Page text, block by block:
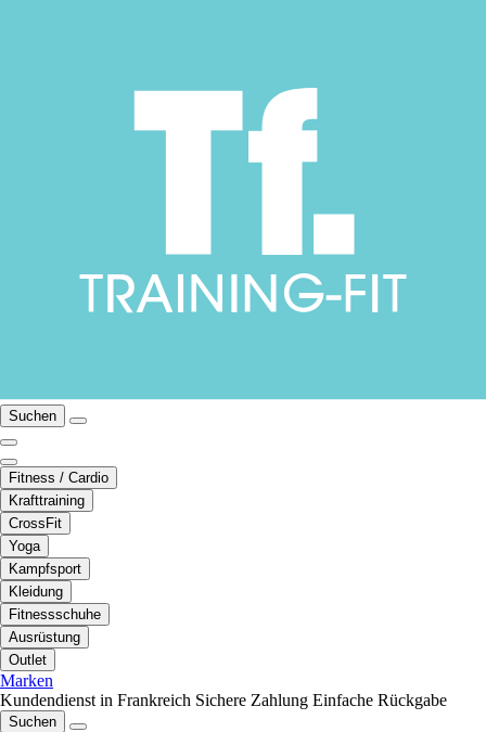
Suchen
Fitness / Cardio
Krafttraining
CrossFit
Yoga
Kampfsport
Kleidung
Fitnessschuhe
Ausrüstung
Outlet
Marken
Kundendienst in Frankreich Sichere Zahlung Einfache Rückgabe
Suchen